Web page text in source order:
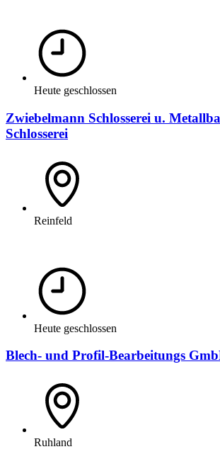
Heute geschlossen
Zwiebelmann Schlosserei u.
Schlosserei
Reinfeld
Heute geschlossen
Blech- und Profil-Bearbeitungs
Ruhland